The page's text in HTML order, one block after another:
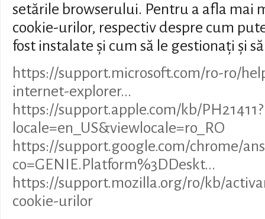
setările browserului. Pentru a afla mai
cookie-urilor, respectiv despre cum
fost instalate și cum să le gestionați și
https://support.microsoft.com/ro-ro/
internet-explorer...
https://support.apple.com/kb/PH21411?
locale=en_US&viewlocale=ro_RO
https://support.google.com/chrome/
co=GENIE.Platform%3DDeskt...
https://support.mozilla.org/ro/kb/
cookie-urilor